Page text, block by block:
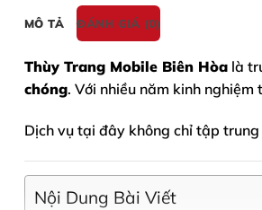
MÔ TẢ ĐÁNH GIÁ (0)
Thùy Trang Mobile Biên Hòa là
chóng. Với nhiều năm kinh
Dịch vụ tại đây không chỉ tập
Nội Dung Bài Viết